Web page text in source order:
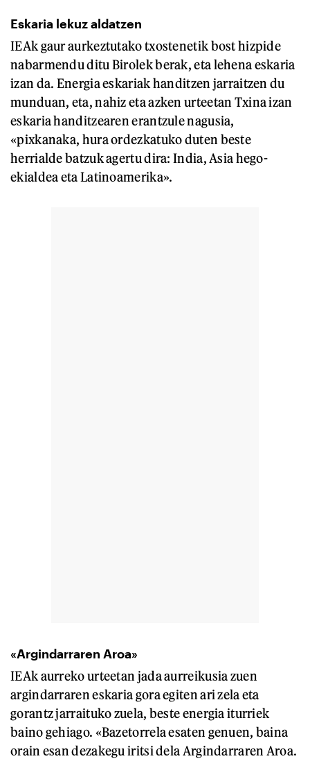
Eskaria lekuz aldatzen
IEAk gaur aurkeztutako txostenetik bost hizpide
nabarmendu ditu Birolek berak, eta lehena eskaria
izan da. Energia eskariak handitzen jarraitzen du
munduan, eta, nahiz eta azken urteetan Txina izan
eskaria handitzearen erantzule nagusia,
«pixkanaka, hura ordezkatuko duten beste
herrialde batzuk agertu dira: India, Asia hego-
ekialdea eta Latinoamerika».
«Argindarraren Aroa»
IEAk aurreko urteetan jada aurreikusia zuen
argindarraren eskaria gora egiten ari zela eta
gorantz jarraituko zuela, beste energia iturriek
baino gehiago. «Bazetorrela esaten genuen, baina
orain esan dezakegu iritsi dela Argindarraren Aroa.